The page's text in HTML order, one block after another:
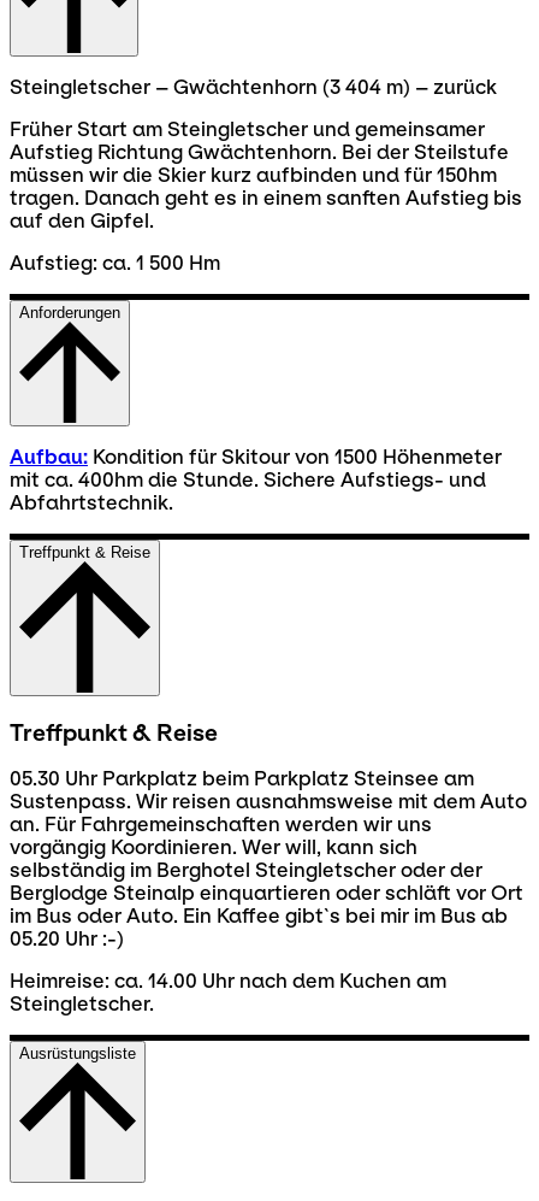
Steingletscher – Gwächtenhorn (3 404 m) – zurück
Früher Start am Steingletscher und gemeinsamer
Aufstieg Richtung Gwächtenhorn. Bei der Steilstufe
müssen wir die Skier kurz aufbinden und für 150hm
tragen. Danach geht es in einem sanften Aufstieg bis
auf den Gipfel.
Aufstieg: ca. 1 500 Hm
Anforderungen
Aufbau: Kondition für Skitour von 1500 Höhenmeter
mit ca. 400hm die Stunde. Sichere Aufstiegs- und
Abfahrtstechnik.
Treffpunkt & Reise
Treffpunkt & Reise
05.30 Uhr Parkplatz beim Parkplatz Steinsee am
Sustenpass. Wir reisen ausnahmsweise mit dem Auto
an. Für Fahrgemeinschaften werden wir uns
vorgängig Koordinieren. Wer will, kann sich
selbständig im Berghotel Steingletscher oder der
Berglodge Steinalp einquartieren oder schläft vor Ort
im Bus oder Auto. Ein Kaffee gibt`s bei mir im Bus ab
05.20 Uhr :-)
Heimreise: ca. 14.00 Uhr nach dem Kuchen am
Steingletscher.
Ausrüstungsliste